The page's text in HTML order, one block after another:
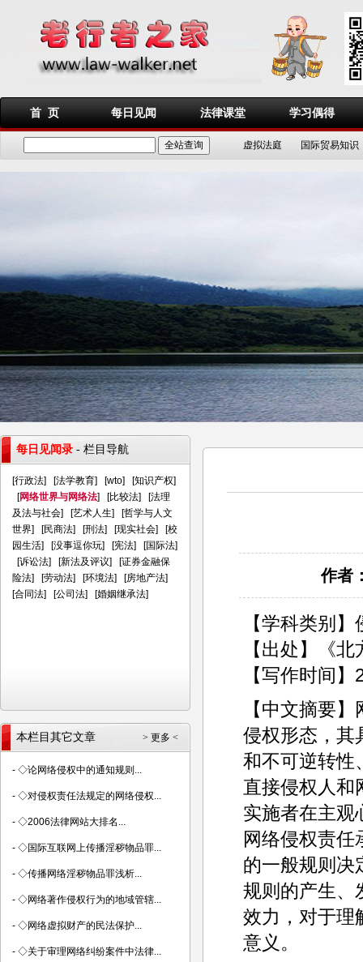
首 页 每日见闻 法律课堂 学习偶得
虚拟法庭 国际贸易知识
作者
【学科类别
【出处】《
【写作时间
【中文摘要
侵权形态，其
和不可逆转性
直接侵权人和
实施者在主观
网络侵权责任
的一般规则决
规则的产生、
效力，对于理
意义。
每日见闻录 - 栏目导航
[行政法] [法学教育] [wto] [知识产权]
[网络世界与网络法] [比较法] [法理
及法与社会] [艺术人生] [哲学与人文
世界] [民商法] [刑法] [现实社会] [校
园生活] [没事逗你玩] [宪法] [国际法]
[诉讼法] [新法及评议] [证券金融保
险法] [劳动法] [环境法] [房地产法]
[合同法] [公司法] [婚姻继承法]
> 更多 <
本栏目其它文章
- ◇论网络侵权中的通知规则...
- ◇对侵权责任法规定的网络侵权...
- ◇2006法律网站大排名...
- ◇国际互联网上传播淫秽物品罪...
- ◇传播网络淫秽物品罪浅析...
- ◇网络著作侵权行为的地域管辖...
- ◇网络虚拟财产的民法保护...
- ◇关于审理网络纠纷案件中法律...